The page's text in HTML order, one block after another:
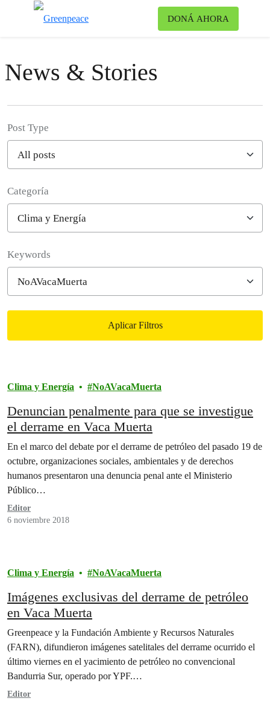
DONÁ AHORA
News & Stories
Post Type
Categoría
Keywords
Aplicar Filtros
Clima y Energía NoAVacaMuerta
Denuncian penalmente para que se investigue
el derrame en Vaca Muerta
En el marco del debate por el derrame de petróleo del pasado 19 de
octubre, organizaciones sociales, ambientales y de derechos
humanos presentaron una denuncia penal ante el Ministerio
Público…
Editor
6 noviembre 2018
Clima y Energía NoAVacaMuerta
Imágenes exclusivas del derrame de petróleo
en Vaca Muerta
Greenpeace y la Fundación Ambiente y Recursos Naturales
(FARN), difundieron imágenes satelitales del derrame ocurrido el
último viernes en el yacimiento de petróleo no convencional
Bandurria Sur, operado por YPF.…
Editor